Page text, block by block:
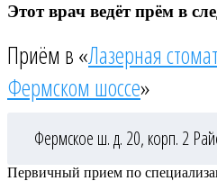
Этот врач ведёт прём в
Приём в «Лазерная
Фермском шоссе»
Фермское ш. д. 20, корп. 2
Первичный прием по